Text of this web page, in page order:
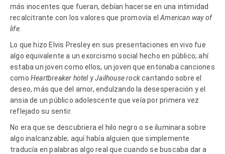
más inocentes que fueran, debían hacerse en una intimidad
recalcitrante con los valores que promovía elAmerican way of
life.
Lo que hizo Elvis Presley en sus presentaciones en vivo fue
algo equivalente a un exorcismo social hecho en público; ahí
estaba un joven como ellos, un joven que entonaba canciones
como Heartbreaker hotelyJailhouse rockcantando sobre el
deseo, más que del amor, endulzando la desesperación y el
ansia de un público adolescente que veía por primera vez
reflejado su sentir.
No era que se descubriera el hilo negro o se iluminara sobre
algo inalcanzable; aquí había alguien que simplemente
traducía en palabras algo real que cuando se buscaba dar a